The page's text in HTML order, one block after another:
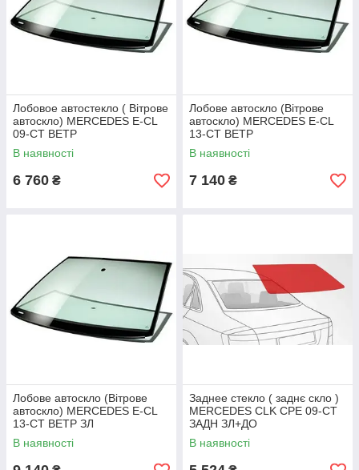
Лобовое автостекло ( Вітрове
автоскло) MERCEDES E-CL
09-СТ ВЕТР
ЗЛ+ДД+VIN+ИНК+ИЗМУО
В наявності
6 760 ₴
Лобове автоскло (Вітрове
автоскло) MERCEDES E-CL
13-СТ ВЕТР
ЗЛАК+АНТ+КАМ+ДД+VIN+ІНК
В наявності
7 140 ₴
Лобове автоскло (Вітрове
автоскло) MERCEDES E-CL
13-СТ ВЕТР ЗЛ
АКУСТ+АНТ+КАМ+ДД+VIN+І
НК
В наявності
Заднее стекло ( заднє скло )
MERCEDES CLK CPE 09-СТ
ЗАДН ЗЛ+ДО
В наявності